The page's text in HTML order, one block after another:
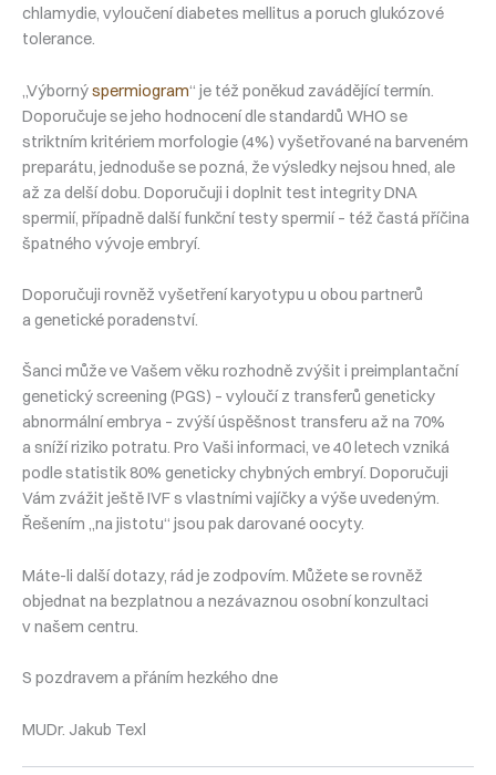
chlamydie, vyloučení diabetes mellitus a poruch glukózové
tolerance.
„Výbornýspermiogram“ je též poněkud zavádějící termín.
Doporučuje se jeho hodnocení dle standardů WHO se
striktním kritériem morfologie (4%) vyšetřované na barveném
preparátu, jednoduše se pozná, že výsledky nejsou hned, ale
až za delší dobu. Doporučuji i doplnit test integrity DNA
spermií, případně další funkční testy spermií – též častá příčina
špatného vývoje embryí.
Doporučuji rovněž vyšetření karyotypu u obou partnerů
a genetické poradenství.
Šanci může ve Vašem věku rozhodně zvýšit i preimplantační
genetický screening (PGS) – vyloučí z transferů geneticky
abnormální embrya – zvýší úspěšnost transferu až na 70%
a sníží riziko potratu. Pro Vaši informaci, ve 40 letech vzniká
podle statistik 80% geneticky chybných embryí. Doporučuji
Vám zvážit ještě IVF s vlastními vajíčky a výše uvedeným.
Řešením „na jistotu“ jsou pak darované oocyty.
Máte-li další dotazy, rád je zodpovím. Můžete se rovněž
objednat na bezplatnou a nezávaznou osobní konzultaci
v našem centru.
S pozdravem a přáním hezkého dne
MUDr. Jakub Texl